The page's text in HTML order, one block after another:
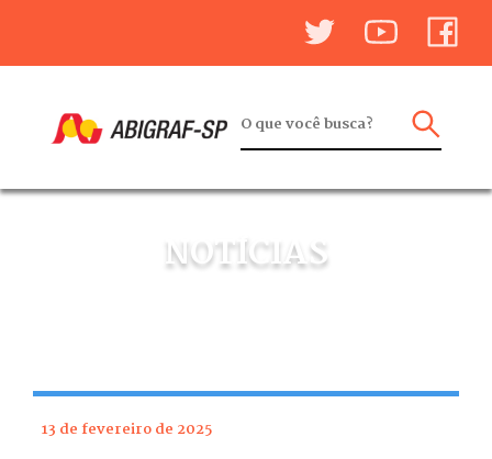
NOTÍCIAS
13 de fevereiro de 2025